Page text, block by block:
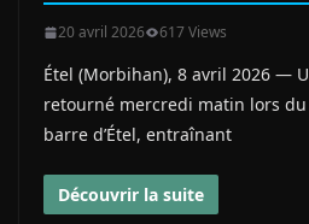
20 avril 2026 617 Views
Étel (Morbihan), 8 avril 2026 —
retourné mercredi matin lors
barre d’Étel, entraînant
Découvrir la suite